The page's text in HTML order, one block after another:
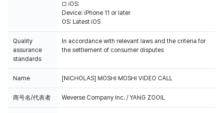
□ iOS:
Device: iPhone 11 or later
OS: Latest iOS
Quality
assurance
standards
In accordance with relevant laws and the criteria for
the settlement of consumer disputes
Name [NICHOLAS] MOSHI MOSHI VIDEO CALL
商号名/代表者 Weverse Company Inc. / YANG ZOOIL